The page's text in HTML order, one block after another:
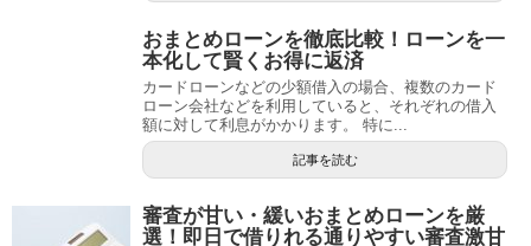
おまとめローンを徹底比較！ローンを一
本化して賢くお得に返済
カードローンなどの少額借入の場合、複数のカード
ローン会社などを利用していると、それぞれの借入
額に対して利息がかかります。 特に...
記事を読む
審査が甘い・緩いおまとめローンを厳
選！即日で借りれる通りやすい審査激甘